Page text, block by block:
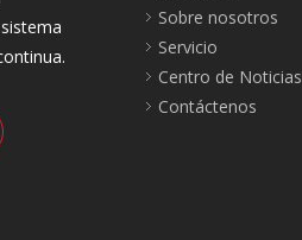
Sobre nosotros
Servicio
Centro de Noticias
Contáctenos